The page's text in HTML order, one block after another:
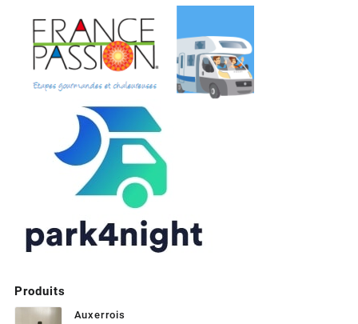
Produits
Auxerrois